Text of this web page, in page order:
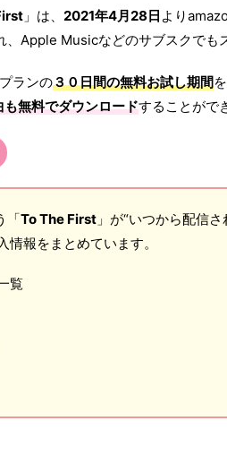
」は、 2021年4月28日 より
Apple Musicなどのサブスクでも
ランの３０日間の無料お試し期間
無料でダウンロードすることがで
「To The First 」が“いつから配信
報をまとめています。
覧